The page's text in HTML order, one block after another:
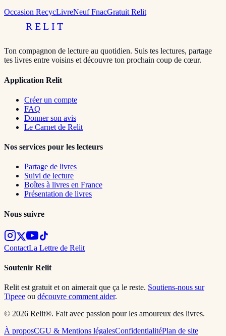
Occasion RecycLivreNeuf FnacGratuit Relit
RELIT
Ton compagnon de lecture au quotidien. Suis tes lectures, partage
tes livres entre voisins et découvre ton prochain coup de cœur.
Application Relit
Créer un compte
FAQ
Donner son avis
Le Carnet de Relit
Nos services pour les lecteurs
Partage de livres
Suivi de lecture
Boîtes à livres en France
Présentation de livres
Nous suivre
ContactLa Lettre de Relit
Soutenir Relit
Relit est gratuit et on aimerait que ça le reste. Soutiens-nous sur
Tipeee ou découvre comment aider.
© 2026 Relit®. Fait avec passion pour les amoureux des livres.
À proposCGU & Mentions légalesConfidentialitéPlan de site